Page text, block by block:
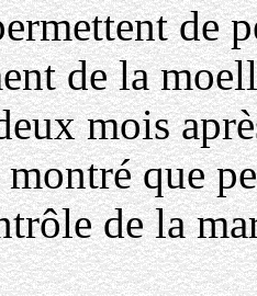
de
de la
mois
que
de la